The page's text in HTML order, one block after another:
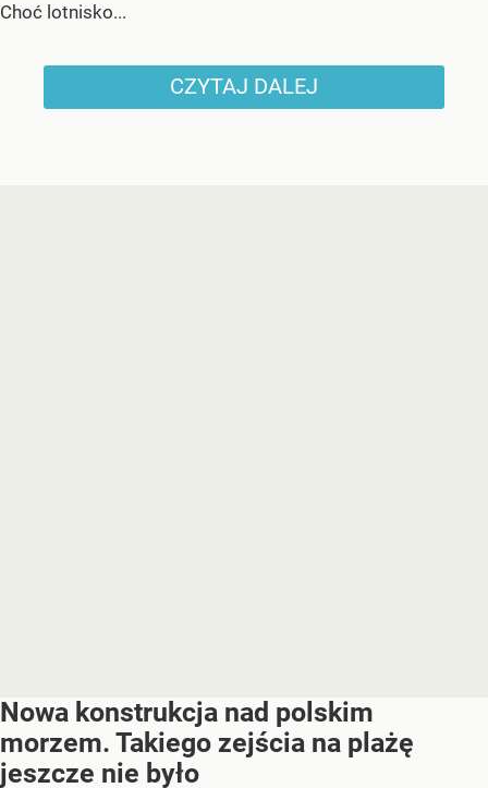
Choć lotnisko...
CZYTAJ DALEJ
Nowa konstrukcja nad polskim
morzem. Takiego zejścia na plażę
jeszcze nie było